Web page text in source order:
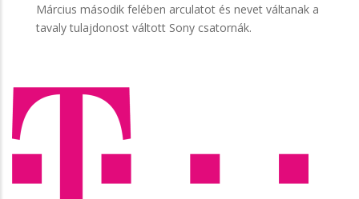
Március második felében arculatot és nevet váltanak a
tavaly tulajdonost váltott Sony csatornák.